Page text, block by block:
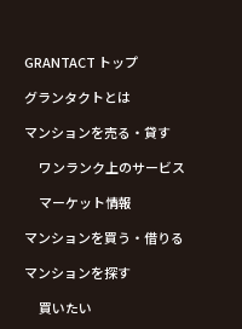
GRANTACT トップ
グランタクトとは
マンションを売る・貸す
ワンランク上のサービス
マーケット情報
マンションを買う・借りる
マンションを探す
買いたい